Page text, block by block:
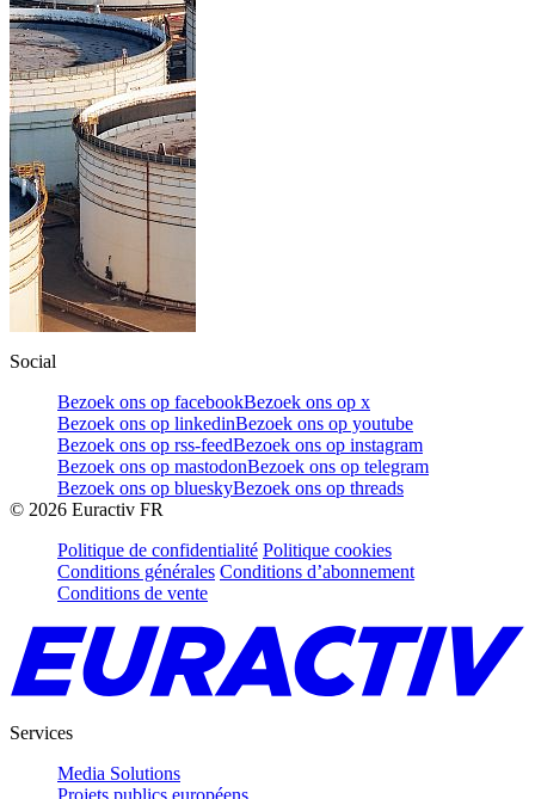
Social
Bezoek ons op facebookBezoek ons op x
Bezoek ons op linkedinBezoek ons op youtube
Bezoek ons op rss-feedBezoek ons op instagram
Bezoek ons op mastodonBezoek ons op telegram
Bezoek ons op blueskyBezoek ons op threads
© 2026 Euractiv FR
Politique de confidentialité Politique cookies
Conditions générales Conditions d’abonnement
Conditions de vente
Services
Media Solutions